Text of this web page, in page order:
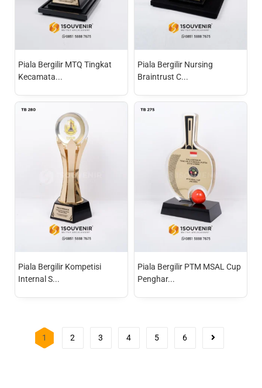
Piala Bergilir MTQ Tingkat
Kecamata...
Piala Bergilir Nursing
Braintrust C...
Piala Bergilir Kompetisi
Internal S...
Piala Bergilir PTM MSAL Cup
Penghar...
1 2 3 4 5 6